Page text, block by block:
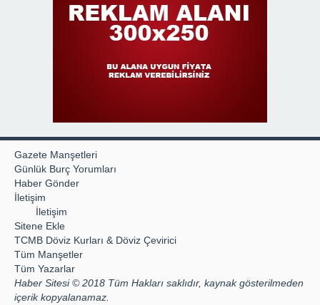
Gazete Manşetleri
Günlük Burç Yorumları
Haber Gönder
İletişim
İletişim
Sitene Ekle
TCMB Döviz Kurları & Döviz Çevirici
Tüm Manşetler
Tüm Yazarlar
Haber Sitesi © 2018 Tüm Hakları saklıdır, kaynak gösterilmeden
içerik kopyalanamaz.